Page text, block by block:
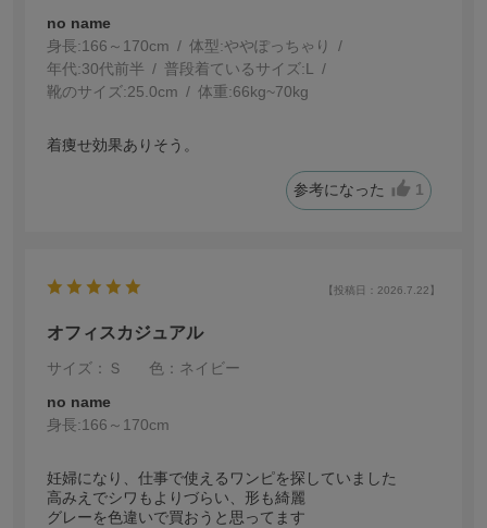
no name
身長:166～170cm 体型:ぽっちゃり
年代:30代前半 普段着ているサイズ:L
靴のサイズ:25.0cm 体重:66kg~70kg
着痩せ効果ありそう。
参考になった 1
【投稿日：2026.7.22】
オフィスカジュアル
サイズ：Ｓ
色：ネイビー
no name
身長:166～170cm
妊婦になり、仕事で使えるワンピを探していました
高みえでシワもよりづらい、形も綺麗
グレーを色違いで買おうと思ってます